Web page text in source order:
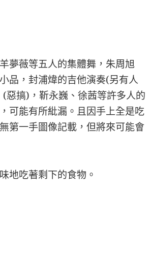
夢薇等五人的集體舞，朱周旭
品，封浦煒的吉他演奏(另有人
惡搞)，靳永巍、徐茜等許多人的
可能有所紕漏。且因手上全是吃
第一手圖像記載，但將來可能會
地吃著剩下的食物。